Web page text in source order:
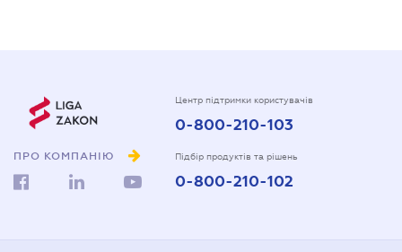
ПРО КОМПАНІЮ
Центр підтримки користувачів
0-800-210-103
Підбір продуктів та рішень
0-800-210-102